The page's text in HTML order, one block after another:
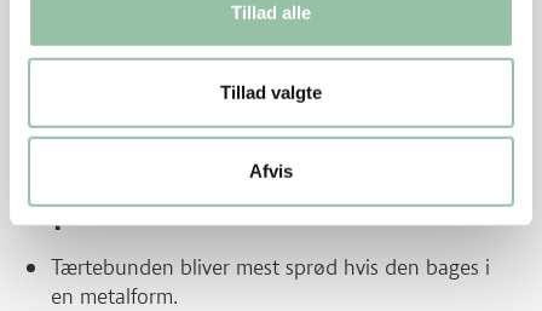
Tillad alle
Tillad valgte
Afvis
Pynt med basilikumblade.
Tips
Tærtebunden bliver mest sprød hvis den bages i
en metalform.